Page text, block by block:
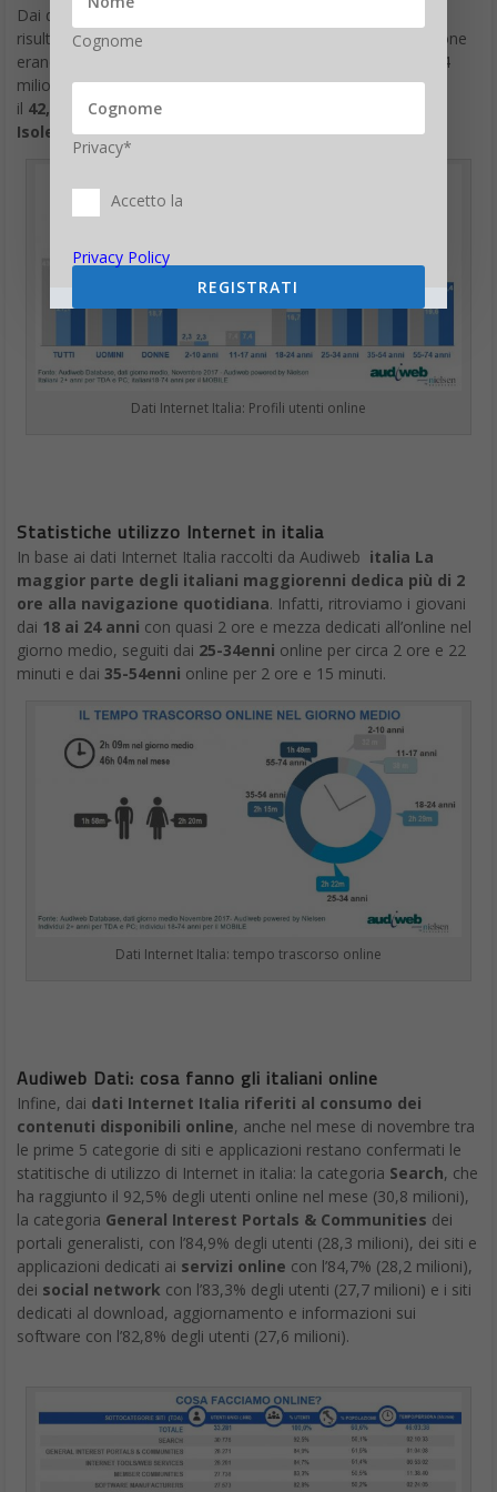
Dai dati sullaprovenienza geografica
risulta che nel giorno medio in quest’ultimo mese di rilevazione
erano online il
(6,4
milioni), il45,6% dell’area Nord Est(4,1 milioni),
il 42,4% delCentro(4 milioni) e il
Isole
(circa 9 milioni).
Dati Internet Italia: Profili utenti online
Statistiche utilizzo Internet in italia
In base ai dati Internet Italia raccolti da Audiweb italia La
maggior parte degli italiani maggiorenni dedica più di 2
ore alla navigazione quotidiana. Infatti, ritroviamo i giovani
dai 18 ai 24 anni con quasi 2 ore e mezza dedicati all’online nel
giorno medio, seguiti dai 25-34enni online per circa 2 ore e 22
minuti e dai 35-54enni online per 2 ore e 15 minuti.
Dati Internet Italia: tempo trascorso online
Audiweb Dati: cosa fanno gli italiani online
Infine, dai dati Internet Italia riferiti al consumo dei
contenuti disponibili online, anche nel mese di novembre tra
le prime 5 categorie di siti e applicazioni restano confermati le
statitische di utilizzo di Internet in italia: la categoria Search, che
ha raggiunto il 92,5% degli utenti online nel mese (30,8 milioni),
la categoria General Interest Portals & Communities dei
portali generalisti, con l’84,9% degli utenti (28,3 milioni), dei siti e
applicazioni dedicati ai servizi online con l’84,7% (28,2 milioni),
dei social network con l’83,3% degli utenti (27,7 milioni) e i siti
dedicati al download, aggiornamento e informazioni sui
software con l’82,8% degli utenti (27,6 milioni).
Cognome
Privacy*
Accetto la
Privacy Policy
REGISTRATI